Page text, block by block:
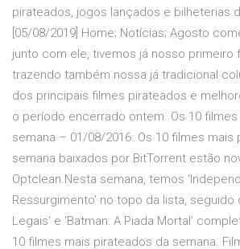
pirateados, jogos lançados e bilheterias
[05/08/2019] Home; Notícias; Agosto
junto com ele, tivemos já nosso primeiro
trazendo também nossa já tradicional
dos principais filmes pirateados e
o período encerrado ontem. Os 10
semana – 01/08/2016. Os 10 filmes mais
semana baixados por BitTorrent estão
Optclean.Nesta semana, temos
Ressurgimento’ no topo da lista, seguido
Legais’ e ‘Batman: A Piada Mortal’
10 filmes mais pirateados da semana.